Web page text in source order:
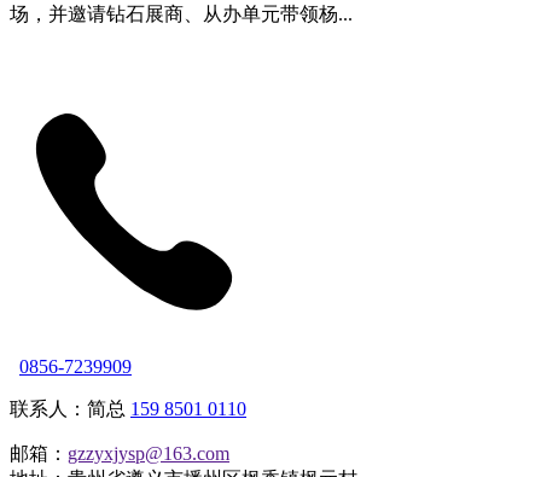
场，并邀请钻石展商、从办单元带领杨...
0856-7239909
联系人：简总 159 8501 0110
邮箱： gzzyxjysp@163.com